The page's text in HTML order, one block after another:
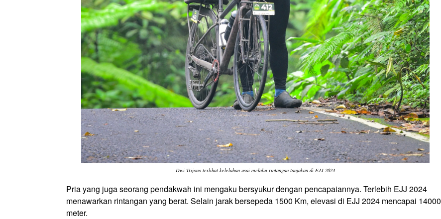
Dwi Trijono terlihat kelelahan usai melalui rintangan tanjakan di EJJ 2024
Pria yang juga seorang pendakwah ini mengaku bersyukur dengan pencapaiannya. Terlebih EJJ 2024
menawarkan rintangan yang berat. Selain jarak bersepeda 1500 Km, elevasi di EJJ 2024 mencapai 14000
meter.